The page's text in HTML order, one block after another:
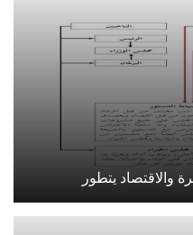
والاقتصاد يتطور